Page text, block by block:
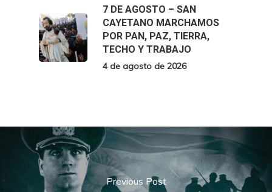
7 DE AGOSTO – SAN
CAYETANO MARCHAMOS
POR PAN, PAZ, TIERRA,
TECHO Y TRABAJO
4 de agosto de 2026
Previous Post